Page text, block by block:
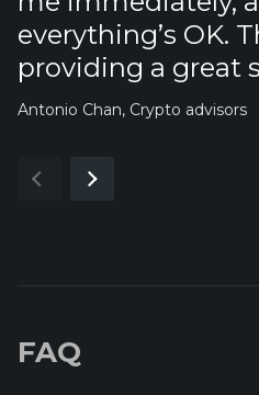
everything’s OK.
providing a great
Antonio Chan, Crypto advisors
FAQ